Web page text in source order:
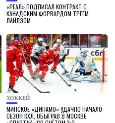
«РЕАЛ» ПОДПИСАЛ КОНТРАКТ С
КАНАДСКИМ ФОРВАРДОМ ТРЕЕМ
ЛАЙЛЗОМ
ХОККЕЙ
МИНСКОЕ «ДИНАМО» УДАЧНО НАЧАЛО
СЕЗОН КХЛ, ОБЫГРАВ В МОСКВЕ